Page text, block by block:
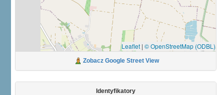
Leaflet | © OpenStreetMap (ODBL)
Zobacz Google Street View
Identyfikatory